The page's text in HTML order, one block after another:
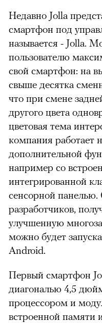
Недавно Jolla
смартфон под
называется - Jolla.
пользователю
свой смартфон: на
свыше десятка
что при смене
другого цвета
цветовая тема
компания работает
дополнительной
например со
интегрированной
сенсорной
разработчиков,
улучшенную
можно будет
Android.
Первый смартфон
диагональю 4,5
процессором и
встроенной памяти